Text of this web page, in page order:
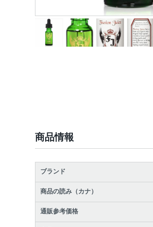
商品情報
ブランド
商品の読み（カナ）
通販参考価格